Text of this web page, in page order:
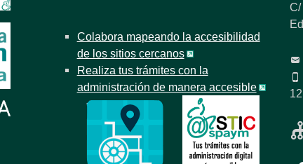
Colabora mapeando la accesibilidad
de los sitios cercanos
Realiza tus trámites con la
administración de manera accesible
C/